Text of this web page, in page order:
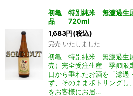
初亀 特別純米 無濾過
品 720ml
1,683円(税込)
完売 いたしました
初亀 特別純米 無濾過生
売）完全受注生産 季節
口から垂れたお酒を「濾過
ず、そのままボトリングし
をお客様にお届…